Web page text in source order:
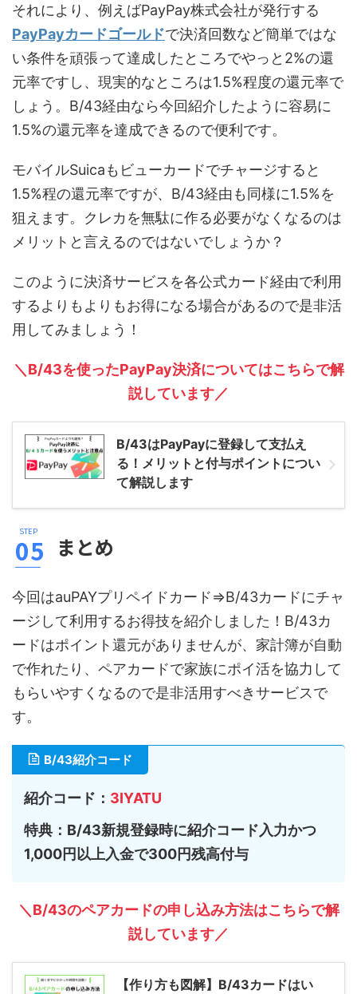
それにより、例えばPayPay株式会社が発行する
PayPayカードゴールドで決済回数など簡単ではな
い条件を頑張って達成したところでやっと2%の還
元率ですし、現実的なところは1.5%程度の還元率で
しょう。B/43経由なら今回紹介したように容易に
1.5%の還元率を達成できるので便利です。
モバイルSuicaもビューカードでチャージすると
1.5%程の還元率ですが、B/43経由も同様に1.5%を
狙えます。クレカを無駄に作る必要がなくなるのは
メリットと言えるのではないでしょうか？
このように決済サービスを各公式カード経由で利用
するよりもよりもお得になる場合があるので是非活
用してみましょう！
＼B/43を使ったPayPay決済についてはこちらで解
説しています／
B/43はPayPayに登録して支払え
る！メリットと付与ポイントについ
て解説します
まとめ
今回はauPAYプリペイドカード⇒B/43カードにチャ
ージして利用するお得技を紹介しました！B/43カ
ードはポイント還元がありませんが、家計簿が自動
で作れたり、ペアカードで家族にポイ活を協力して
もらいやすくなるので是非活用すべきサービスで
す。
B/43紹介コード
紹介コード： 3IYATU
特典：B/43新規登録時に紹介コード入力かつ
1,000円以上入金で300円残高付与
＼B/43のペアカードの申し込み方法はこちらで解
説しています／
【作り方も図解】B/43カードはい